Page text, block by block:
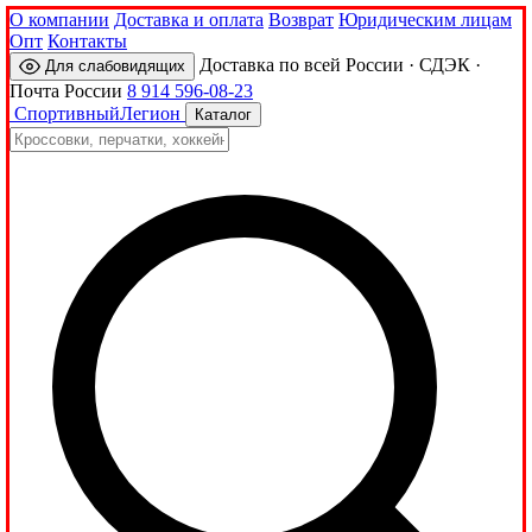
О компании Доставка и оплата Возврат Юридическим лицам
Опт Контакты
Для слабовидящих
Доставка по всей России · СДЭК ·
Почта России 8 914 596-08-23
СпортивныйЛегион Каталог